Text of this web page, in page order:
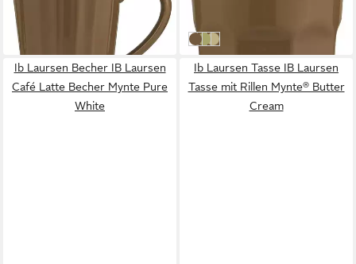
ab 5,67 €
in 2-3 Werktagen bei dir
ab 8,90 €
in 2-3 Werktagen bei dir
Hazelnut Braun - 20
Herbal Green - 73
Wheat Straw - 47
Ib Laursen Becher IB Laursen
Café Latte Becher Mynte Pure
White
Ib Laursen Tasse IB Laursen
Tasse mit Rillen Mynte® Butter
Cream